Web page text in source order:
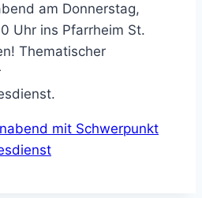
am Donnerstag,
Uhr ins Pfarrheim St.
Thematischer
mit Schwerpunkt